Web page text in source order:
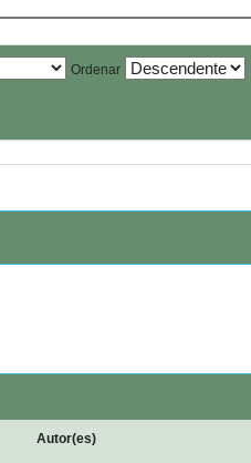
Ordenar
Autor(es)